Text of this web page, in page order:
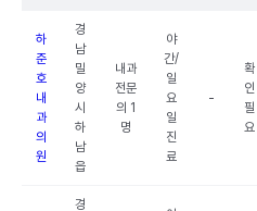
하
준
호
내
과
의
원
경
남
밀
양
시
하
남
읍
내과
전문
의 1
명
야
간/
일
요
일
진
료
-
확
인
필
요
경